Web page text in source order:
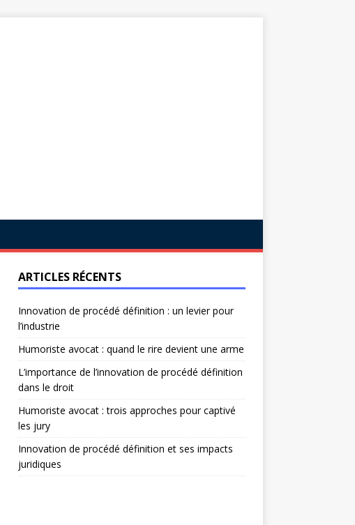
ARTICLES RÉCENTS
Innovation de procédé définition : un levier pour
l’industrie
Humoriste avocat : quand le rire devient une arme
L’importance de l’innovation de procédé définition
dans le droit
Humoriste avocat : trois approches pour captivé
les jury
Innovation de procédé définition et ses impacts
juridiques